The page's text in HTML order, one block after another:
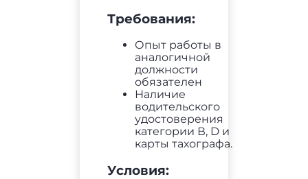
Требования:
Опыт работы в
аналогичной
должности
обязателен
Наличие
водительского
удостоверения
категории В, D и
карты тахографа.
Условия: